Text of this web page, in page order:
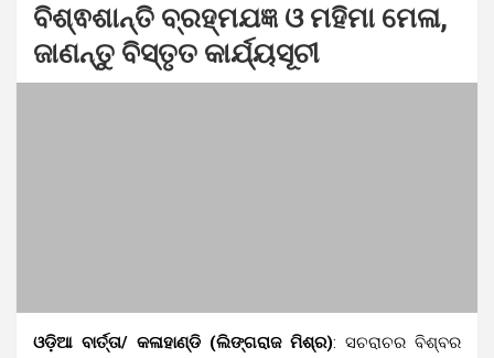
ବିଶ୍ଵଶାନ୍ତି ବ୍ରହ୍ମଯଜ୍ଞ ଓ ମହିମା ମେଳା,
ଜାଣନ୍ତୁ ବିସ୍ତୃତ କାର୍ଯ୍ୟସୂଚୀ
ଓଡ଼ିଆ ବାର୍ତ୍ତା/ କଳାହାଣ୍ଡି (ଲିଙ୍ଗରାଜ ମିଶ୍ର): ସଚରାଚର ବିଶ୍ବର